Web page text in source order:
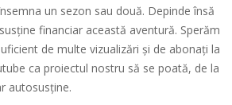
un sezon sau două. Depinde însă
financiar această aventură. Sperăm
de multe vizualizări și de abonați la
ca proiectul nostru să se poată, de la
autosusține.